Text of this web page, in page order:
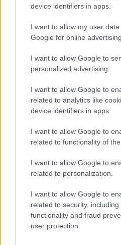
device identifiers in apps.
I want to allow my user
Google for online
I want to allow Google to
personalized advertising.
I want to allow Google to
related to analytics like
device identifiers in apps.
I want to allow Google to
related to functionality of
I want to allow Google to
related to personalization.
I want to allow Google to
related to security,
functionality and fraud
user protection.
Bajzáth Mária
népmeséi
Zöldsaláta pestós
mozzarellás pirítóssal